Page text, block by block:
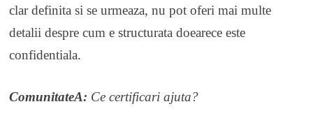
clar definita si se urmeaza, nu pot oferi mai multe
detalii despre cum e structurata doearece este
confidentiala.
ComunitateA: Ce certificari ajuta?